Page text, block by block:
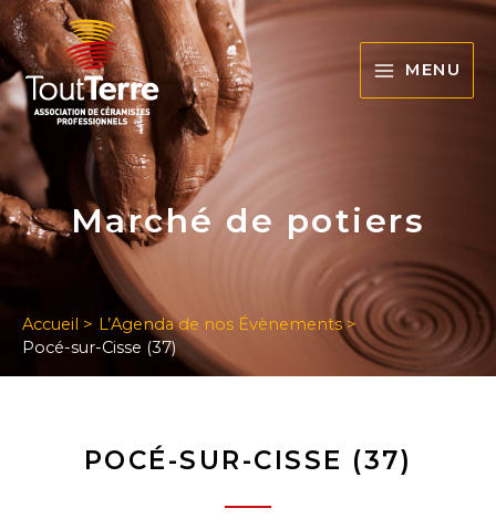
Aller
au
contenu
MENU
MENU
Accueil
L’Agenda de nos Évènements
Pocé-sur-Cisse (37)
Marché de potiers
POCÉ-SUR-CISSE (37)